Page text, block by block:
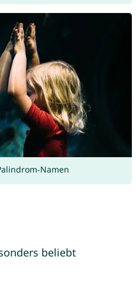
Namen
beliebt